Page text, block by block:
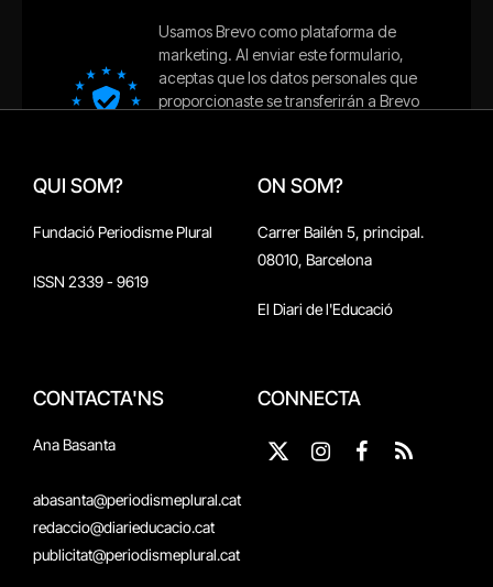
QUI SOM?
Fundació Periodisme Plural
ISSN 2339 - 9619
ON SOM?
Carrer Bailén 5, principal.
08010, Barcelona
El Diari de l'Educació
CONTACTA'NS
Ana Basanta
abasanta@periodismeplural.cat
redaccio@diarieducacio.cat
publicitat@periodismeplural.cat
CONNECTA
X
Instagram
Facebook
RSS